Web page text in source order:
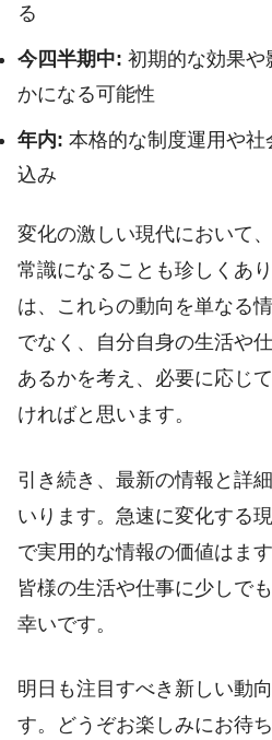
る
今四半期中: 初期的な効果や
かになる可能性
年内: 本格的な制度運用や
込み
変化の激しい現代において
常識になることも珍しくあ
は、これらの動向を単なる
でなく、自分自身の生活や
あるかを考え、必要に応じ
ければと思います。
引き続き、最新の情報と詳
いります。急速に変化する
で実用的な情報の価値はま
皆様の生活や仕事に少しで
幸いです。
明日も注目すべき新しい動
す。どうぞお楽しみにお待ち